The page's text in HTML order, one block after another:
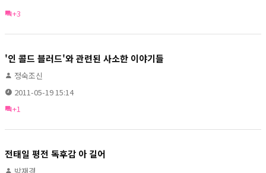
+3
'인 콜드 블러드'와 관련된 사소한 이야기들
정숙조신
2011-05-19 15:14
+1
전태일 평전 독후감 아 길어
박재경